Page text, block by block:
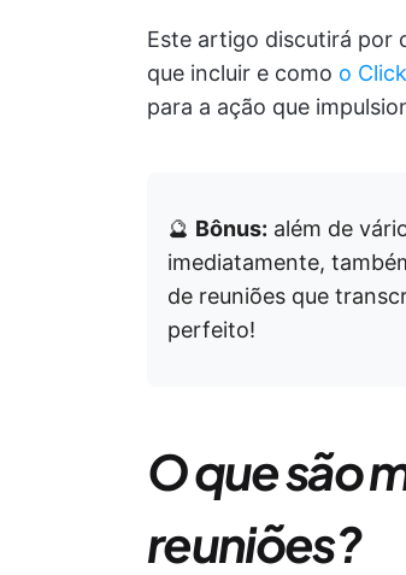
Este artigo discutirá por
que incluir e como o
para a ação que
🔮 Bônus: além de
imediatamente,
de reuniões que
perfeito!
O que são
reuniões?